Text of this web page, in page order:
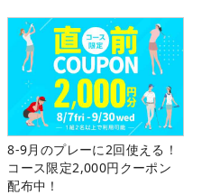
8-9月のプレーに2回使える！
コース限定2,000円クーポン
配布中！